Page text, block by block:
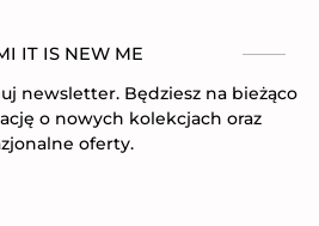
IT IS NEW ME
newsletter. Będziesz na bieżąco
o nowych kolekcjach oraz
oferty.